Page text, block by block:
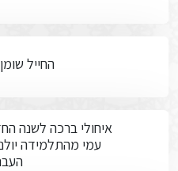
החייל
איחולי ברכה לשנה
עמי מהתלמידה